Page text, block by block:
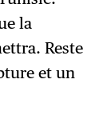
la
Reste
et un